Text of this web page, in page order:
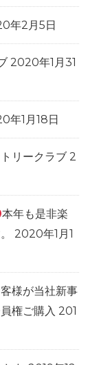
年2月5日
2020年1月31
年1月18日
リークラブ 2
本年も是非楽
2020年1月1
様が当社新事
権ご購入 201